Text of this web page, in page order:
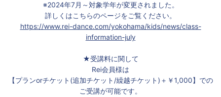
※2024年7月～対象学年が変更されました。
詳しくはこちらのページをご覧ください。
https://www.rei-dance.com/yokohama/kids/news/class-
information-july
★受講料に関して
Rei会員様は
【プランorチケット(追加チケット/繰越チケット)＋￥1,000】での
ご受講が可能です。